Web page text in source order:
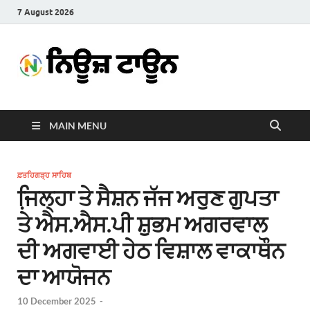
7 August 2026
Town
MAIN MENU
ਫ਼ਤਹਿਗੜ੍ਹ ਸਾਹਿਬ
ਜਿ਼ਲ੍ਹਾ ਤੇ ਸੈਸ਼ਨ ਜੱਜ ਅਰੁਣ ਗੁਪਤਾ
ਤੇ ਐਸ.ਐਸ.ਪੀ ਸ਼ੁਭਮ ਅਗਰਵਾਲ
ਦੀ ਅਗਵਾਈ ਹੇਠ ਵਿਸ਼ਾਲ ਵਾਕਾਥੌਨ
ਦਾ ਆਯੋਜਨ
10 December 2025 -